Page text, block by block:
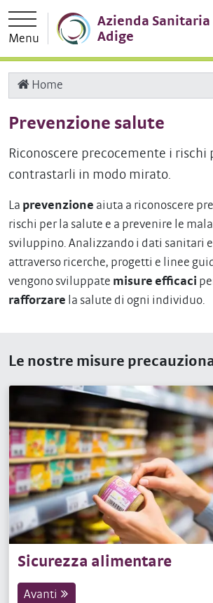
Vai direttamente alla navigazione
Vai al contenuto principale
Menu
Azienda Sanitaria
Adige
Home
Prevenzione salute
Riconoscere precocemente i rischi
contrastarli in modo mirato.
La prevenzione aiuta a riconoscere
rischi per la salute e a prevenire le
sviluppino. Analizzando i dati sanitari
attraverso ricerche, progetti e linee
vengono sviluppate misure efficaci
rafforzare la salute di ogni individuo.
Le nostre misure
Sicurezza alimentare
Avanti